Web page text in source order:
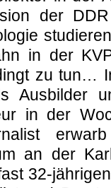
der
in der
zu tun…
Ausbilder
in der
an der
32-